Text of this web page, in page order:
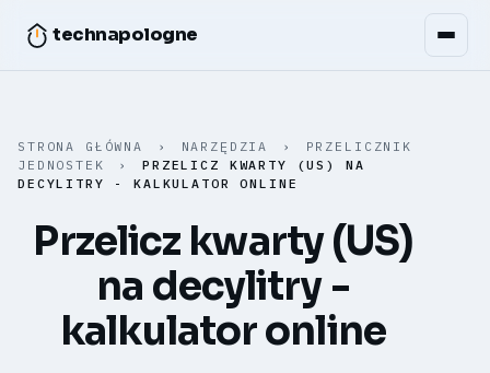
technapologne
STRONA GŁÓWNA › NARZĘDZIA ›
PRZELICZNIK
JEDNOSTEK
›
PRZELICZ KWARTY (US) NA
DECYLITRY - KALKULATOR ONLINE
Przelicz kwarty (US)
na decylitry -
kalkulator online